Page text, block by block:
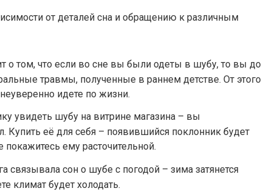
от деталей сна и обращению к различным
о том, что если во сне вы были одеты в шубу, то вы до
травмы, полученные в раннем детстве. От этого
идете по жизни.
увидеть шубу на витрине магазина – вы
Купить её для себя – появившийся поклонник будет
покажитесь ему расточительной.
связывала сон о шубе с погодой – зима затянется
климат будет холодать.